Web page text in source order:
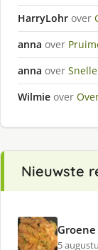
HarryLohr over
anna over
anna over
Wilmie over
Nieuwste
5